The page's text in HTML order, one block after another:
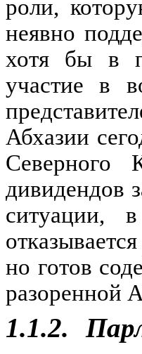
роли,
неявно
хотя бы в
участие в
Абхазии
Северного
дивидендов
ситуации,
но готов
разоренной
1.1.2.